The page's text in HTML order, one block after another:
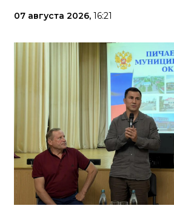
07 августа 2026, 16:21